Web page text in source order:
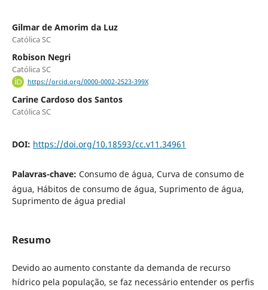
Gilmar de Amorim da Luz
Católica SC
Robison Negri
Católica SC
https://orcid.org/0000-0002-2523-399X
Carine Cardoso dos Santos
Católica SC
DOI: https://doi.org/10.18593/cc.v11.34961
Palavras-chave: Consumo de água, Curva de consumo de
água, Hábitos de consumo de água, Suprimento de água,
Suprimento de água predial
Resumo
Devido ao aumento constante da demanda de recurso
hídrico pela população, se faz necessário entender os perfis